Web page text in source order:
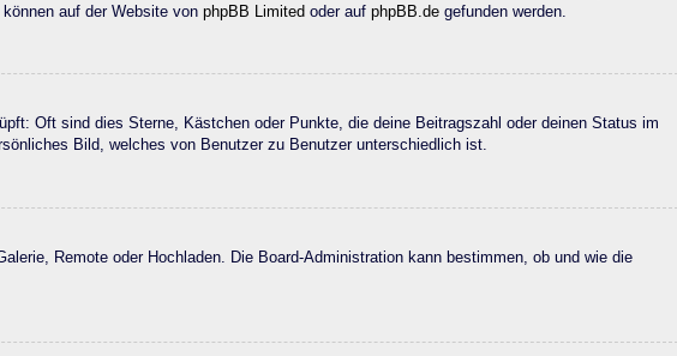
auf der Website von phpBB Limited oder auf phpBB.de gefunden werden.
Oft sind dies Sterne, Kästchen oder Punkte, die deine Beitragszahl oder deinen Status im
Bild, welches von Benutzer zu Benutzer unterschiedlich ist.
Remote oder Hochladen. Die Board-Administration kann bestimmen, ob und wie die